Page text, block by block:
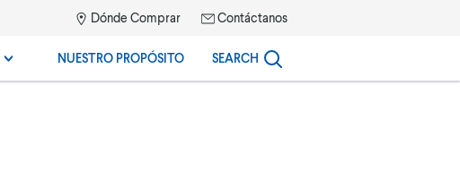
Dónde Comprar Contáctanos
NUESTRO PROPÓSITO SEARCH